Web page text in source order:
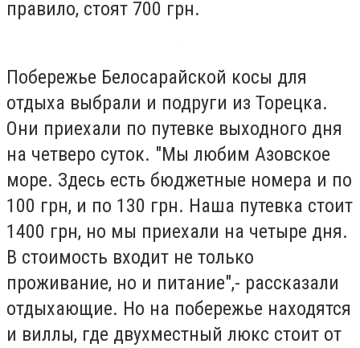
правило, стоят 700 грн.
Побережье Белосарайской косы для
отдыха выбрали и подруги из Торецка.
Они приехали по путевке выходного дня
на четверо суток. "Мы любим Азовское
море. Здесь есть бюджетные номера и по
100 грн, и по 130 грн. Наша путевка стоит
1400 грн, но мы приехали на четыре дня.
В стоимость входит не только
проживание, но и питание",- рассказали
отдыхающие. Но на побережье находятся
и виллы, где двухместный люкс стоит от